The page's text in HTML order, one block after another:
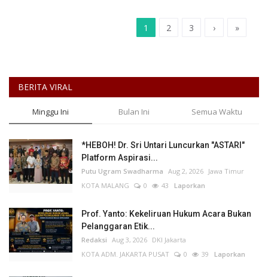
1 2 3 › »
BERITA VIRAL
Minggu Ini Bulan Ini Semua Waktu
*HEBOH! Dr. Sri Untari Luncurkan "ASTARI"
Platform Aspirasi...
Putu Ugram Swadharma Aug 2, 2026 Jawa Timur
KOTA MALANG
0 43 Laporkan
Prof. Yanto: Kekeliruan Hukum Acara Bukan
Pelanggaran Etik...
Redaksi Aug 3, 2026 DKI Jakarta
KOTA ADM. JAKARTA PUSAT
0 39 Laporkan